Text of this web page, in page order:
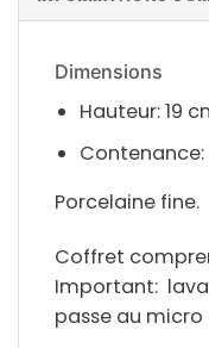
Dimensions
Hauteur: 19
Contenance:
Porcelaine fine.
Coffret
Important:
passe au